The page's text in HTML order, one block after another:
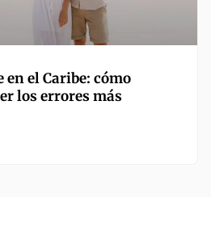
el Caribe: cómo
los errores más